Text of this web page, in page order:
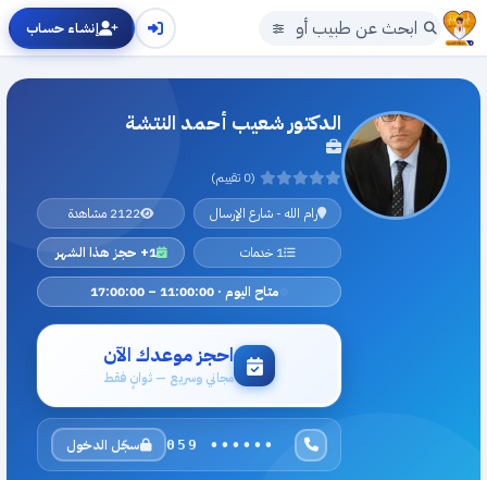
إنشاء حساب
الدكتور شعيب أحمد النتشة
(0 تقييم)
رام الله - شارع الإرسال
2122 مشاهدة
1 خدمات
1+ حجز هذا الشهر
متاح اليوم · 11:00:00 – 17:00:00
احجز موعدك الآن
مجاني وسريع — ثوانٍ فقط
059 •••••• سجّل الدخول